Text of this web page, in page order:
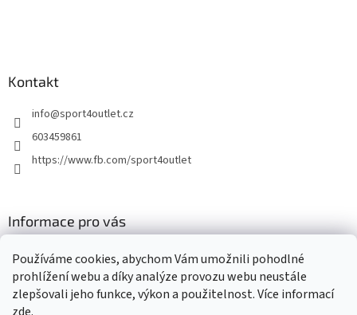
Používáme cookies, abychom Vám umožnili pohodlné
prohlížení webu a díky analýze provozu webu neustále
zlepšovali jeho funkce, výkon a použitelnost. Více informací
Kontakt
info@sport4outlet.cz
603459861
https://www.fb.com/sport4outlet
Informace pro vás
GDPR
Moje objednávka